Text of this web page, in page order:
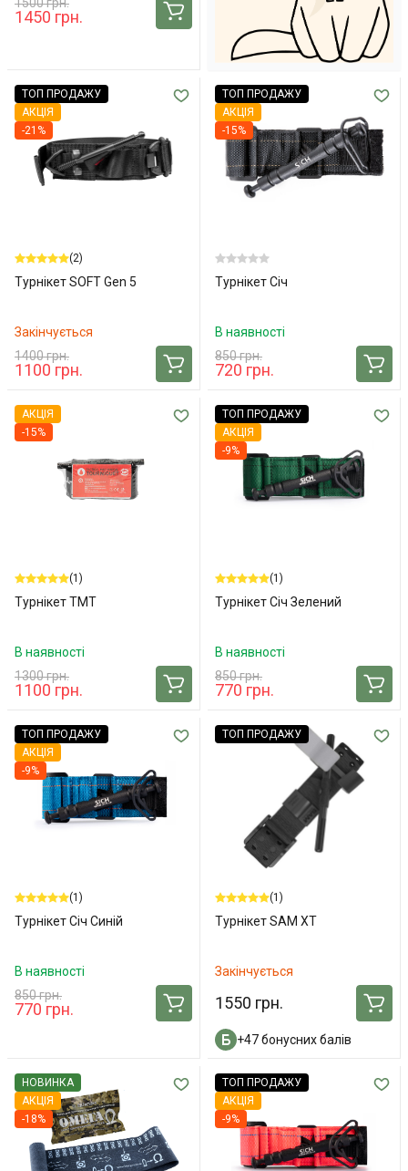
1450 грн.
ТОП ПРОДАЖУ
АКЦІЯ
-21%
(2)
Турнікет SOFT Gen 5
Закінчується
1400 грн.
1100 грн.
ТОП ПРОДАЖУ
АКЦІЯ
-15%
Турнікет Січ
В наявності
850 грн.
720 грн.
АКЦІЯ
-15%
(1)
Турнікет ТMT
В наявності
1300 грн.
1100 грн.
ТОП ПРОДАЖУ
АКЦІЯ
-9%
(1)
Турнікет Січ Зелений
В наявності
850 грн.
770 грн.
ТОП ПРОДАЖУ
АКЦІЯ
-9%
(1)
Турнікет Січ Синій
В наявності
850 грн.
770 грн.
ТОП ПРОДАЖУ
(1)
Турнікет SAM XT
Закінчується
1550 грн.
+47 бонусних балів
НОВИНКА
АКЦІЯ
-18%
ТОП ПРОДАЖУ
АКЦІЯ
-9%